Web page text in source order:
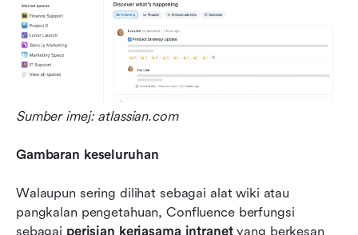
Sumber imej: atlassian.com
Gambaran keseluruhan
Walaupun sering dilihat sebagai alat wiki atau
pangkalan pengetahuan, Confluence berfungsi
sebagai perisian kerjasama intranet yang berkesan